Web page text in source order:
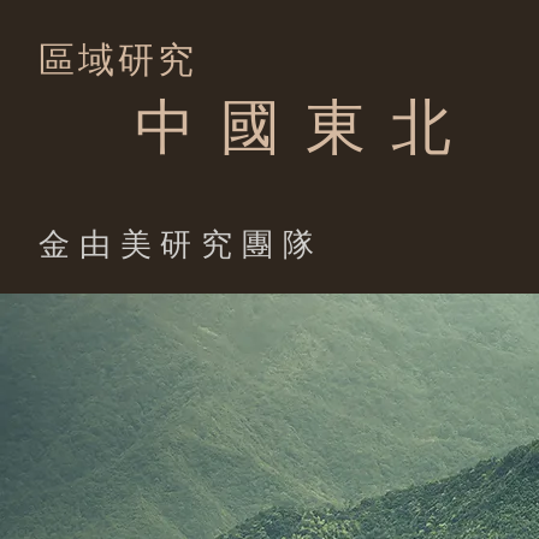
區域研究
中 國 東 北
​金由美研究團隊